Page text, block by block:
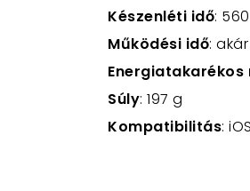
Készenléti idő:
Működési idő:
Energiatakarékos
Súly: 197 g
Kompatibilitás: